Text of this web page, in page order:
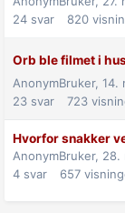
24 svar 820
Orb ble filmet i
AnonymBruker, 14.
23 svar 723
Hvorfor snakker
AnonymBruker, 28.
4 svar 657